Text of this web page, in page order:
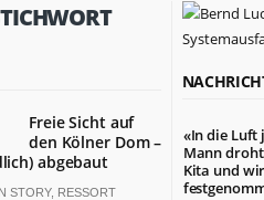
Freie Sicht auf
den Kölner Dom –
abgebaut
STORY, RESSORT
«In die Luft
Mann
Kita und